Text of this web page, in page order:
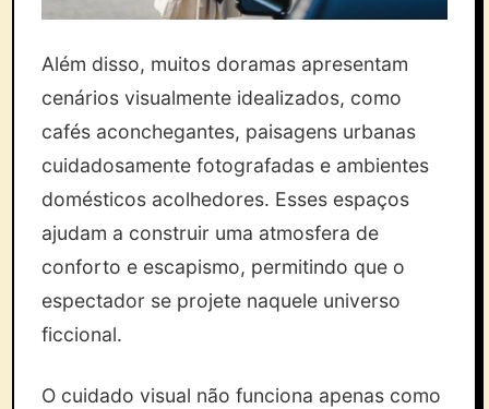
Além disso, muitos doramas apresentam
cenários visualmente idealizados, como
cafés aconchegantes, paisagens urbanas
cuidadosamente fotografadas e ambientes
domésticos acolhedores. Esses espaços
ajudam a construir uma atmosfera de
conforto e escapismo, permitindo que o
espectador se projete naquele universo
ficcional.
O cuidado visual não funciona apenas como